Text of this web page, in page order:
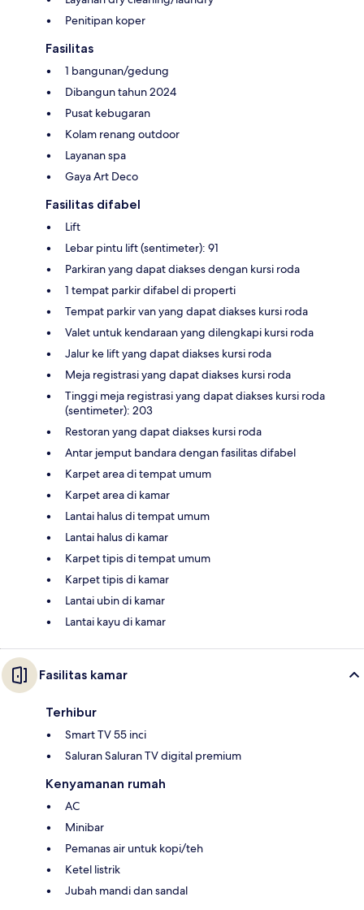
Penitipan koper
Fasilitas
1 bangunan/gedung
Dibangun tahun 2024
Pusat kebugaran
Kolam renang outdoor
Layanan spa
Gaya Art Deco
Fasilitas difabel
Lift
Lebar pintu lift (sentimeter): 91
Parkiran yang dapat diakses dengan kursi roda
1 tempat parkir difabel di properti
Tempat parkir van yang dapat diakses kursi roda
Valet untuk kendaraan yang dilengkapi kursi roda
Jalur ke lift yang dapat diakses kursi roda
Meja registrasi yang dapat diakses kursi roda
Tinggi meja registrasi yang dapat diakses kursi roda
(sentimeter): 203
Restoran yang dapat diakses kursi roda
Antar jemput bandara dengan fasilitas difabel
Karpet area di tempat umum
Karpet area di kamar
Lantai halus di tempat umum
Lantai halus di kamar
Karpet tipis di tempat umum
Karpet tipis di kamar
Lantai ubin di kamar
Lantai kayu di kamar
Fasilitas kamar
Terhibur
Smart TV 55 inci
Saluran Saluran TV digital premium
Kenyamanan rumah
AC
Minibar
Pemanas air untuk kopi/teh
Ketel listrik
Jubah mandi dan sandal